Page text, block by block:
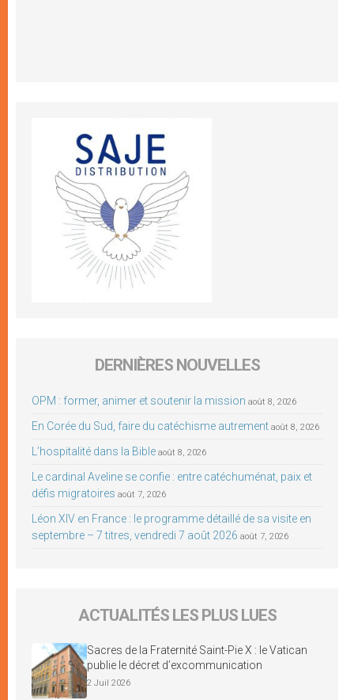
DERNIÈRES NOUVELLES
OPM : former, animer et soutenir la mission août 8, 2026
En Corée du Sud, faire du catéchisme autrement août 8, 2026
L’hospitalité dans la Bible août 8, 2026
Le cardinal Aveline se confie : entre catéchuménat, paix et
défis migratoires août 7, 2026
Léon XIV en France : le programme détaillé de sa visite en
septembre – 7 titres, vendredi 7 août 2026 août 7, 2026
ACTUALITÉS LES PLUS LUES
Sacres de la Fraternité Saint-Pie X : le Vatican
publie le décret d’excommunication
2 Juil 2026